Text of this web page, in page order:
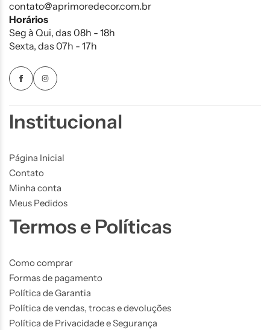
contato@aprimoredecor.com.br
Horários
Seg à Qui, das 08h - 18h
Sexta, das 07h - 17h
Institucional
Página Inicial
Contato
Minha conta
Meus Pedidos
Termos e Políticas
Como comprar
Formas de pagamento
Política de Garantia
Política de vendas, trocas e devoluções
Política de Privacidade e Segurança